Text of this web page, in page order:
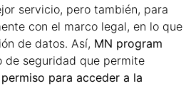
servicio, pero también, para
con el marco legal, en lo que
de datos. Así, MN program
de seguridad que permite
para acceder a la